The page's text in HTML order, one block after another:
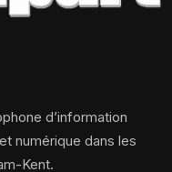
d’information
numérique dans les
Kent.